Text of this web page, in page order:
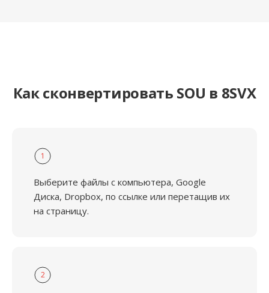
Как сконвертировать SOU в 8SVX
1
Выберите файлы с компьютера, Google
Диска, Dropbox, по ссылке или перетащив их
на страницу.
2